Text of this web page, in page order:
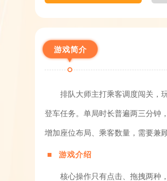
游戏简介
排队大师主打乘客调度闯关，
登车任务。单局时长普遍两三分钟
增加座位布局、乘客数量，需要兼
游戏介绍
核心操作只有点击、拖拽两种